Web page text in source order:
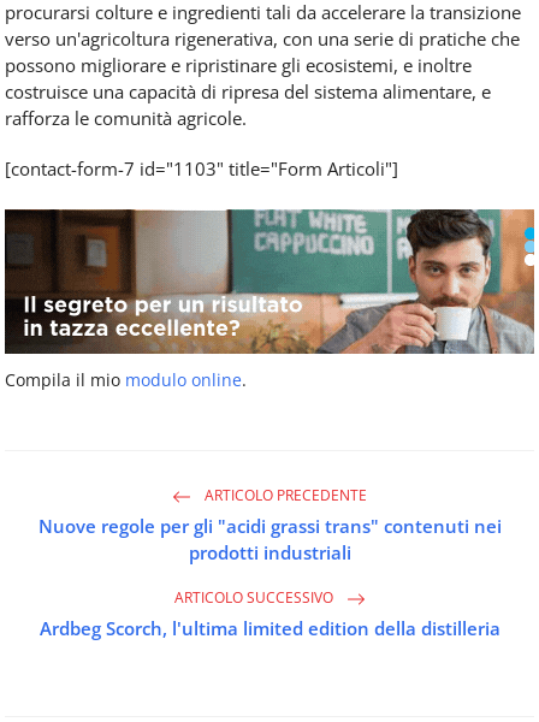
procurarsi colture e ingredienti tali da accelerare la transizione
verso un'agricoltura rigenerativa, con una serie di pratiche che
possono migliorare e ripristinare gli ecosistemi, e inoltre
costruisce una capacità di ripresa del sistema alimentare, e
rafforza le comunità agricole.
[contact-form-7 id="1103" title="Form Articoli"]
Compila il mio modulo online.
ARTICOLO PRECEDENTE
Nuove regole per gli "acidi grassi trans" contenuti nei
prodotti industriali
ARTICOLO SUCCESSIVO
Ardbeg Scorch, l'ultima limited edition della distilleria